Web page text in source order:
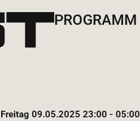
PROGRAMM
Freitag 09.05.2025 23:00 - 05:00